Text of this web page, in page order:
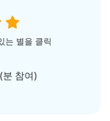
는 별을 클릭
분 참여)